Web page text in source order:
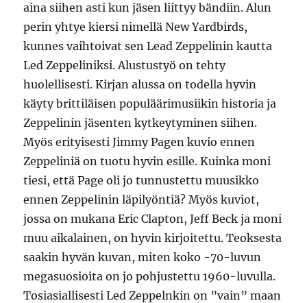
aina siihen asti kun jäsen liittyy bändiin. Alun
perin yhtye kiersi nimellä New Yardbirds,
kunnes vaihtoivat sen Lead Zeppelinin kautta
Led Zeppeliniksi. Alustustyö on tehty
huolellisesti. Kirjan alussa on todella hyvin
käyty brittiläisen populäärimusiikin historia ja
Zeppelinin jäsenten kytkeytyminen siihen.
Myös erityisesti Jimmy Pagen kuvio ennen
Zeppeliniä on tuotu hyvin esille. Kuinka moni
tiesi, että Page oli jo tunnustettu muusikko
ennen Zeppelinin läpilyöntiä? Myös kuviot,
jossa on mukana Eric Clapton, Jeff Beck ja moni
muu aikalainen, on hyvin kirjoitettu. Teoksesta
saakin hyvän kuvan, miten koko -70-luvun
megasuosioita on jo pohjustettu 1960-luvulla.
Tosiasiallisesti Led Zeppelnkin on ”vain” maan